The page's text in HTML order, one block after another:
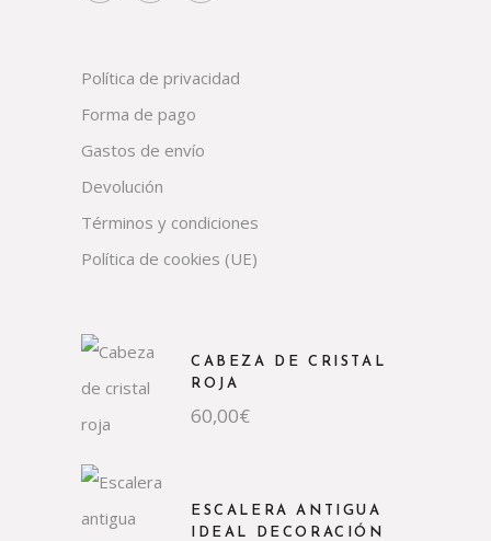
Política de privacidad
Forma de pago
Gastos de envío
Devolución
Términos y condiciones
Política de cookies (UE)
CABEZA DE CRISTAL
ROJA
60,00€
ESCALERA ANTIGUA
IDEAL DECORACIÓN